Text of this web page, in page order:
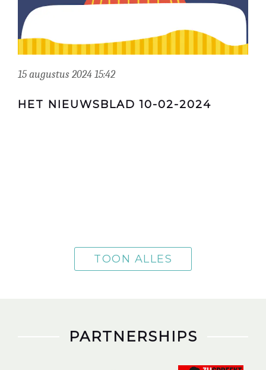
15 augustus 2024 15:42
HET NIEUWSBLAD 10-02-2024
TOON ALLES
PARTNERSHIPS